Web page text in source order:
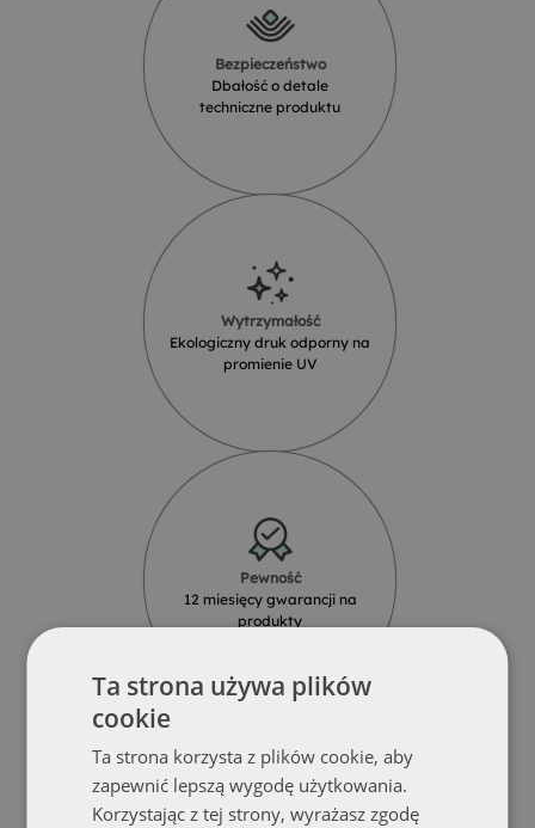
Bezpieczeństwo
Dbałość o detale
techniczne produktu
Wytrzymałość
Ekologiczny druk odporny na
promienie UV
Pewność
12 miesięcy gwarancji na
produkty
Ta strona używa plików
cookie
Ta strona korzysta z plików cookie, aby
zapewnić lepszą wygodę użytkowania.
Korzystając z tej strony, wyrażasz zgodę